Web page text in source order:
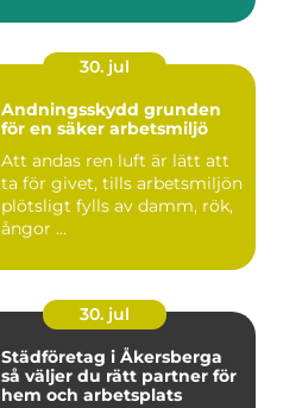
30. jul
Andningsskydd grunden
för en säker arbetsmiljö
Att andas ren luft är lätt att
ta för givet, tills arbetsmiljön
plötsligt fylls av damm, rök,
ångor ...
30. jul
Städföretag i Åkersberga
så väljer du rätt partner för
hem och arbetsplats